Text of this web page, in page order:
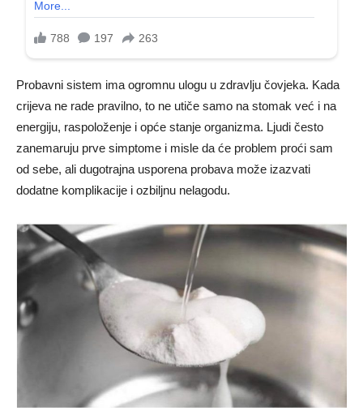
Probavni sistem ima ogromnu ulogu u zdravlju čovjeka. Kada
crijeva ne rade pravilno, to ne utiče samo na stomak već i na
energiju, raspoloženje i opće stanje organizma. Ljudi često
zanemaruju prve simptome i misle da će problem proći sam
od sebe, ali dugotrajna usporena probava može izazvati
dodatne komplikacije i ozbiljnu nelagodu.